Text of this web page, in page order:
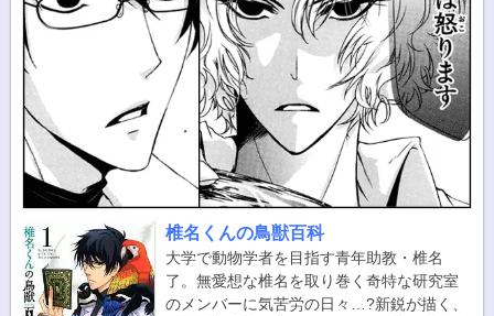
椎名くんの鳥獣百科
大学で動物学者を目指す青年助教・椎名
了。無愛想な椎名を取り巻く奇特な研究室
のメンバーに気苦労の日々…?新鋭が描く、